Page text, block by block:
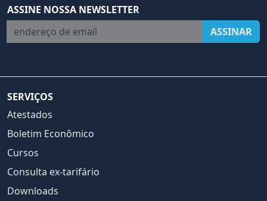
ASSINE NOSSA NEWSLETTER
endereço de email
ASSINAR
SERVIÇOS
Atestados
Boletim Econômico
Cursos
Consulta ex-tarifário
Downloads